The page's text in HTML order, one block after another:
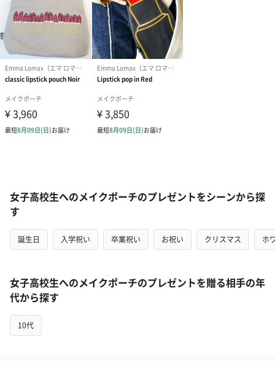
女子高校生へのメイクポーチのプレゼントをシーンから探
す
誕生日 入学祝い 卒業祝い お祝い クリスマス ホ
女子高校生へのメイクポーチのプレゼントを贈る相手の年
代から探す
10代